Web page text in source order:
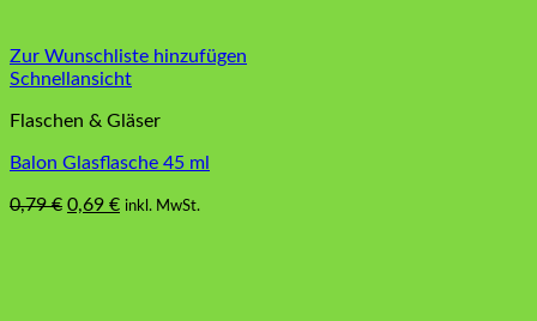
Zur Wunschliste hinzufügen
Schnellansicht
Flaschen & Gläser
Balon Glasflasche 45 ml
0,79€ Ursprünglicher
0,69 €Aktueller
inkl. MwSt.